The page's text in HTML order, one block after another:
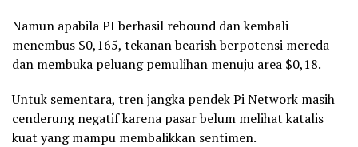
Namun apabila PI berhasil rebound dan kembali
menembus $0,165, tekanan bearish berpotensi mereda
dan membuka peluang pemulihan menuju area $0,18.
Untuk sementara, tren jangka pendek Pi Network masih
cenderung negatif karena pasar belum melihat katalis
kuat yang mampu membalikkan sentimen.